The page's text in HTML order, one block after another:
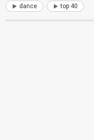
dance top 40